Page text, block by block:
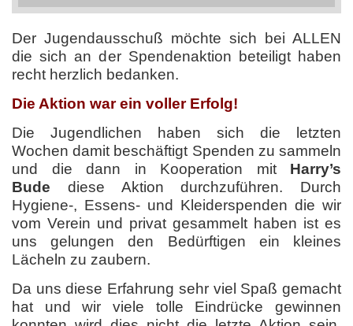
Der Jugendausschuß möchte sich bei ALLEN
die sich an der Spendenaktion beteiligt haben
recht herzlich bedanken.
Die Aktion war ein voller Erfolg!
Die Jugendlichen haben sich die letzten
Wochen damit beschäftigt Spenden zu sammeln
und die dann in Kooperation mit Harry’s
Bude diese Aktion durchzuführen. Durch
Hygiene-, Essens- und Kleiderspenden die wir
vom Verein und privat gesammelt haben ist es
uns gelungen den Bedürftigen ein kleines
Lächeln zu zaubern.
Da uns diese Erfahrung sehr viel Spaß gemacht
hat und wir viele tolle Eindrücke gewinnen